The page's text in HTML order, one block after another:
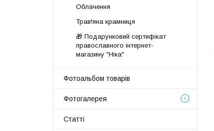
Облачення
Трав!яна крамниця
🎁 Подарунковий сертифікат
православного інтернет-
магазину "Ніка"
Фотоальбом товарів
Фотогалерея
Статті